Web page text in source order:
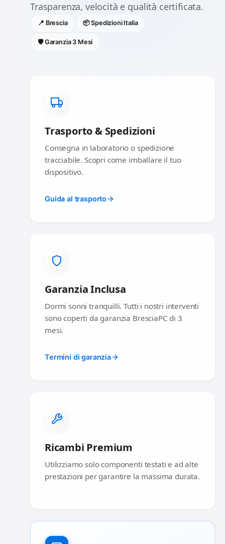
Trasparenza, velocità e qualità certificata.
📍 Brescia 📦 Spedizioni Italia
🛡️ Garanzia 3 Mesi
Trasporto & Spedizioni
Consegna in laboratorio o spedizione
tracciabile. Scopri come imballare il tuo
dispositivo.
Guida al trasporto
Garanzia Inclusa
Dormi sonni tranquilli. Tutti i nostri interventi
sono coperti da garanzia BresciaPC di 3
mesi.
Termini di garanzia
Ricambi Premium
Utilizziamo solo componenti testati e ad alte
prestazioni per garantire la massima durata.